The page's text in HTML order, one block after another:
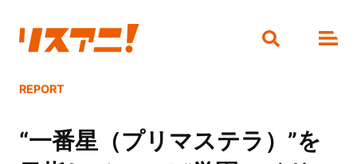
REPORT
“一番星（プリマステラ）”を